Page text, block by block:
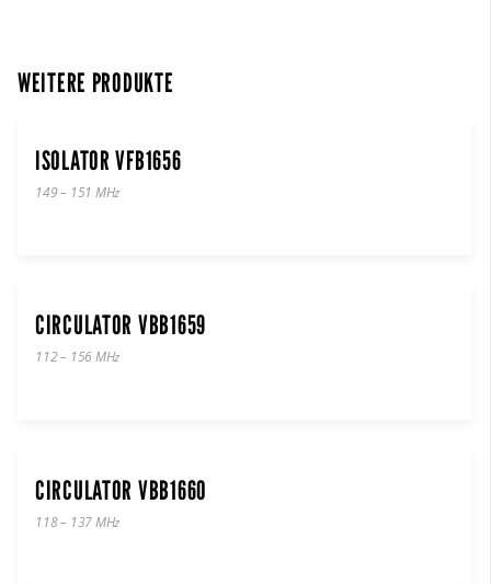
WEITERE PRODUKTE
ISOLATOR VFB1656
149 – 151 MHz
CIRCULATOR VBB1659
112 – 156 MHz
CIRCULATOR VBB1660
118 – 137 MHz